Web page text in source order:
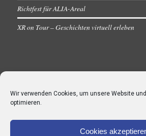
Wir verwenden Cookies, um unsere Website
optimieren.
Cookies
Richtfest für ALIA-Areal
XR on Tour – Geschichten virtuell erleben